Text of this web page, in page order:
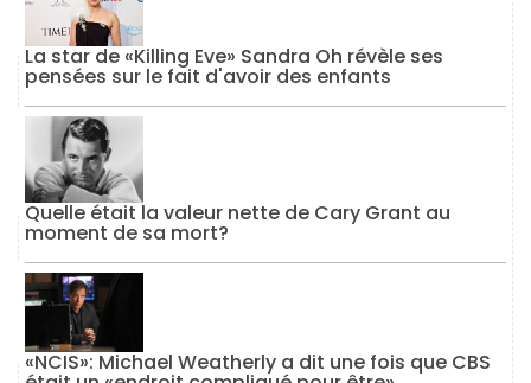
La star de «Killing Eve» Sandra Oh révèle ses
pensées sur le fait d'avoir des enfants
Quelle était la valeur nette de Cary Grant au
moment de sa mort?
«NCIS»: Michael Weatherly a dit une fois que CBS